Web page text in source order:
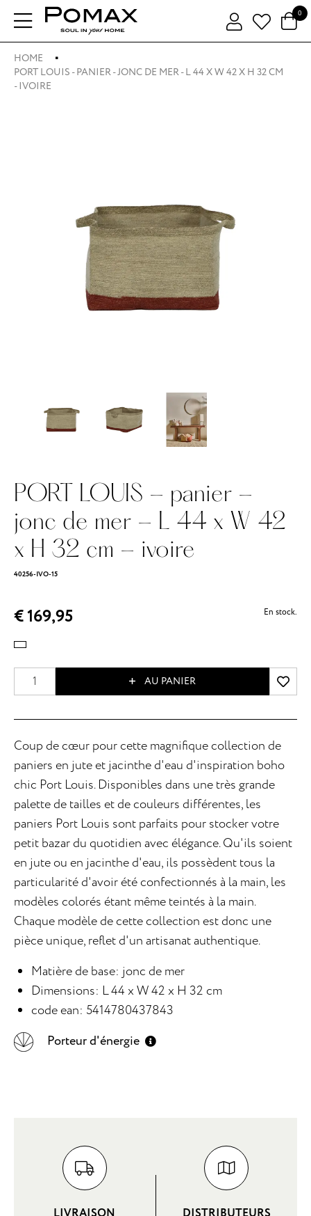
0
HOME
PORT LOUIS - PANIER - JONC DE MER - L 44 X W 42 X H 32 CM
- IVOIRE
PORT LOUIS - panier -
jonc de mer - L 44 x W 42
x H 32 cm - ivoire
40256-IVO-15
€ 169,95 En stock.
AU PANIER
Coup de cœur pour cette magnifique collection de
paniers en jute et jacinthe d'eau d'inspiration boho
chic Port Louis. Disponibles dans une très grande
palette de tailles et de couleurs différentes, les
paniers Port Louis sont parfaits pour stocker votre
petit bazar du quotidien avec élégance. Qu'ils soient
en jute ou en jacinthe d'eau, ils possèdent tous la
particularité d'avoir été confectionnés à la main, les
modèles colorés étant même teintés à la main.
Chaque modèle de cette collection est donc une
pièce unique, reflet d'un artisanat authentique.
Matière de base: jonc de mer
Dimensions: L 44 x W 42 x H 32 cm
code ean: 5414780437843
Porteur d'énergie